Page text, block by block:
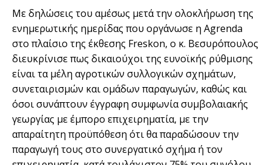
Με δηλώσεις του αμέσως μετά την ολοκλήρωση της
ενημερωτικής ημερίδας που οργάνωσε η Agrenda
στο πλαίσιο της έκθεσης Freskon, ο κ. Βεσυρόπουλος
διευκρίνισε πως δικαιούχοι της ευνοϊκής ρύθμισης
είναι τα μέλη αγροτικών συλλογικών σχημάτων,
συνεταιρισμών και ομάδων παραγωγών, καθώς και
όσοι συνάπτουν έγγραφη συμφωνία συμβολαιακής
γεωργίας με έμπορο επιχειρηματία, με την
απαραίτητη προϋπόθεση ότι θα παραδώσουν την
παραγωγή τους στο συνεργατικό σχήμα ή τον